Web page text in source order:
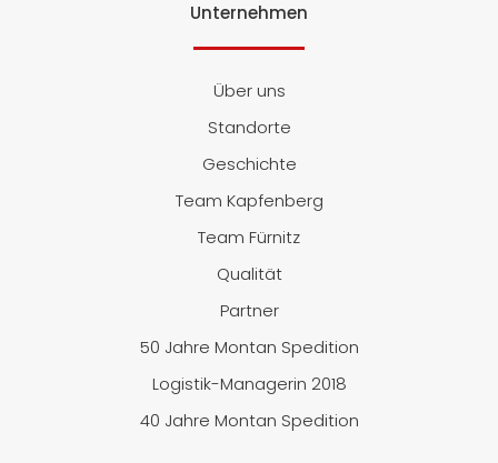
Unternehmen
Über uns
Standorte
Geschichte
Team Kapfenberg
Team Fürnitz
Qualität
Partner
50 Jahre Montan Spedition
Logistik-Managerin 2018
40 Jahre Montan Spedition